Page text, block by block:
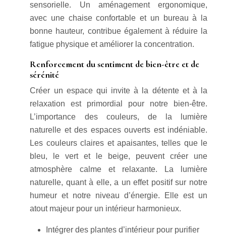
sensorielle. Un aménagement ergonomique,
avec une chaise confortable et un bureau à la
bonne hauteur, contribue également à réduire la
fatigue physique et améliorer la concentration.
Renforcement du sentiment de bien-être et de
sérénité
Créer un espace qui invite à la détente et à la
relaxation est primordial pour notre bien-être.
L’importance des couleurs, de la lumière
naturelle et des espaces ouverts est indéniable.
Les couleurs claires et apaisantes, telles que le
bleu, le vert et le beige, peuvent créer une
atmosphère calme et relaxante. La lumière
naturelle, quant à elle, a un effet positif sur notre
humeur et notre niveau d’énergie. Elle est un
atout majeur pour un intérieur harmonieux.
Intégrer des plantes d’intérieur pour purifier